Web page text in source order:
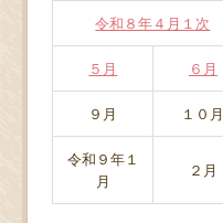
令和８年４月１次
５月 ６月
９月 １０月
令和９年１
月
２月